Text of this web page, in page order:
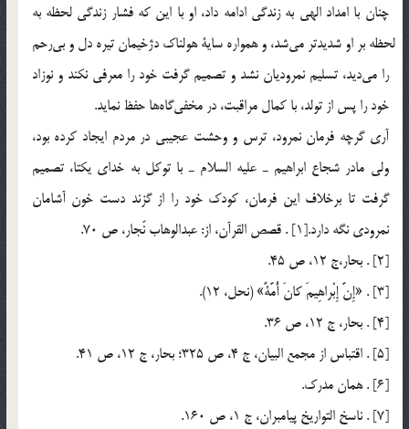
چنان با امداد الهي به زندگي ادامه داد، او با اين كه فشار زندگي لحظه به
لحظه بر او شديدتر مي‎شد، و همواره ساية هولناك دژخيمان تيره دل و بي‎رحم
را مي‎ديد، تسليم نمروديان نشد و تصميم گرفت خود را معرفي نكند و نوزاد
خود را پس از تولد، با كمال مراقبت، در مخفي‎گاه‎ها حفظ نمايد.
آري گرچه فرمان نمرود، ترس و وحشت عجيبي در مردم ايجاد كرده بود،
ولي مادر شجاع ابراهيم ـ عليه السلام ـ با توكل به خداي يكتا، تصميم
گرفت تا برخلاف اين فرمان، كودك خود را از گزند دست خون آشامان
نمرودي نگه دارد.[1] . قصص القرآن، از: عبدالوهاب نّجار، ص 70.
[2] . بحار،‌ج 12، ص 45.
[3] . «إِنَّ إِبْراهِيمَ كانَ أُمَّةً» (نحل، 12).
[4] . بحار، ج 12، ص 36.
[5] . اقتباس از مجمع البيان، ج 4، ص 325؛ بحار، ج 12، ص 41.
[6] . همان مدرك.
[7] . ناسخ التواريخ پيامبران، ج 1، ص 160.